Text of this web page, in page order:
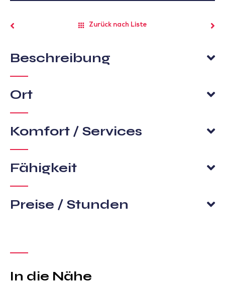
Zurück nach Liste
Beschreibung
Ort
Komfort / Services
Fähigkeit
Preise / Stunden
In die Nähe